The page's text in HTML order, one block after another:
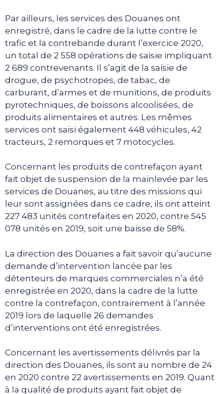
Par ailleurs, les services des Douanes ont
enregistré, dans le cadre de la lutte contre le
trafic et la contrebande durant l’exercice 2020,
un total de 2 558 opérations de saisie impliquant
2 689 contrevenants. Il s’agit de la saisie de
drogue, de psychotropes, de tabac, de
carburant, d’armes et de munitions, de produits
pyrotechniques, de boissons alcoolisées, de
produits alimentaires et autres. Les mêmes
services ont saisi également 448 véhicules, 42
tracteurs, 2 remorques et 7 motocycles.
Concernant les produits de contrefaçon ayant
fait objet de suspension de la mainlevée par les
services de Douanes, au titre des missions qui
leur sont assignées dans ce cadre, ils ont atteint
227 483 unités contrefaites en 2020, contre 545
078 unités en 2019, soit une baisse de 58%.
La direction des Douanes a fait savoir qu’aucune
demande d’intervention lancée par les
détenteurs de marques commerciales n’a été
enregistrée en 2020, dans la cadre de la lutte
contre la contrefaçon, contrairement à l’année
2019 lors de laquelle 26 demandes
d’interventions ont été enregistrées.
Concernant les avertissements délivrés par la
direction des Douanes, ils sont au nombre de 24
en 2020 contre 22 avertissements en 2019. Quant
à la qualité de produits ayant fait objet de